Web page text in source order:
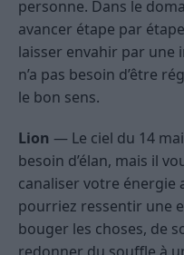
personne. Dans le
avancer étape par
laisser envahir par une
n’a pas besoin d’être
le bon sens.
Lion — Le ciel du 14
besoin d’élan, mais il
canaliser votre énergie
pourriez ressentir une
bouger les choses, de